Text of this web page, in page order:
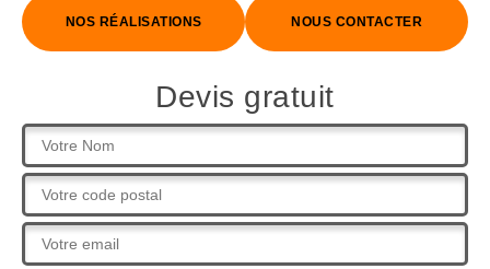
NOS RÉALISATIONS NOUS CONTACTER
Devis gratuit